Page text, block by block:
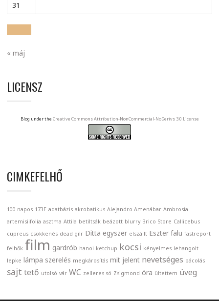
31
« máj
LICENSZ
Blog under the Creative Commons Attribution-NonCommercial-NoDerivs 3.0 License
CIMKEFELHŐ
100 napos 173E adatbázis akrobatikus Alejandro Amenábar Ambrosia
artemisiifolia asztma Attila betiltsák beázott blurry Brico Store Callicebus
cupreus csökkenés dead gilr Ditta egyszer elszállt Eszter falu fastreport
felhők film gardrób hanoi ketchup kocsi kényelmes lehangolt
lepke lámpa szerelés megkárosítás mit jelent nevetséges pácolás
sajt tető utolsó vár WC zelleres só Zsigmond óra ültettem üveg